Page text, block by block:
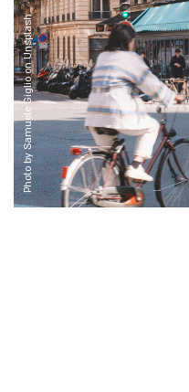
Photo by Samuele Giglio on Unsplash